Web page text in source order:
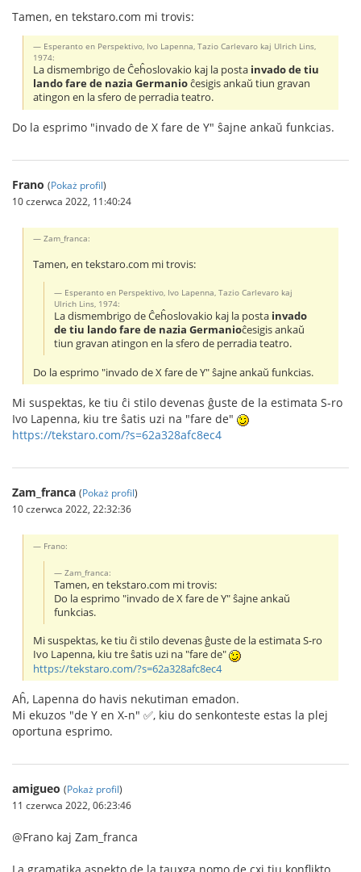
Tamen, en tekstaro.com mi trovis:
Esperanto en Perspektivo, Ivo Lapenna, Tazio Carlevaro kaj Ulrich Lins,
1974:
La dismembrigo de Ĉeĥoslovakio kaj la posta invado de tiu
lando fare de nazia Germanioĉesigis ankaŭ tiun gravan
atingon en la sfero de perradia teatro.
Do la esprimo "invado de X fare de Y" ŝajne ankaŭ funkcias.
Frano (Pokaż profil)
10 czerwca 2022, 11:40:24
Zam_franca:
Tamen, en tekstaro.com mi trovis:
Esperanto en Perspektivo, Ivo Lapenna, Tazio Carlevaro kaj
Ulrich Lins, 1974:
La dismembrigo de Ĉeĥoslovakio kaj la posta invado
de tiu lando fare de nazia Germanioĉesigis ankaŭ
tiun gravan atingon en la sfero de perradia teatro.
Do la esprimo "invado de X fare de Y" ŝajne ankaŭ funkcias.
Mi suspektas, ke tiu ĉi stilo devenas ĝuste de la estimata S-ro
Ivo Lapenna, kiu tre ŝatis uzi na "fare de"
https://tekstaro.com/?s=62a328afc8ec4
Zam_franca (Pokaż profil)
10 czerwca 2022, 22:32:36
Frano:
Zam_franca:
Tamen, en tekstaro.com mi trovis:
Do la esprimo "invado de X fare de Y" ŝajne ankaŭ
funkcias.
Mi suspektas, ke tiu ĉi stilo devenas ĝuste de la estimata S-ro
Ivo Lapenna, kiu tre ŝatis uzi na "fare de"
https://tekstaro.com/?s=62a328afc8ec4
Aĥ, Lapenna do havis nekutiman emadon.
Mi ekuzos "de Y en X-n" ✅, kiu do senkonteste estas la plej
oportuna esprimo.
amigueo (Pokaż profil)
11 czerwca 2022, 06:23:46
@Frano kaj Zam_franca
La gramatika aspekto de la tauxga nomo de cxi tiu konflikto